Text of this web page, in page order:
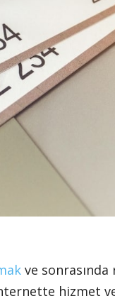
ve sonrasında
hizmet